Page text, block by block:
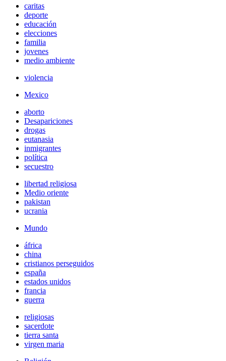
caritas
deporte
educación
elecciones
familia
jovenes
medio ambiente
violencia
Mexico
aborto
Desapariciones
drogas
eutanasia
inmigrantes
política
secuestro
libertad religiosa
Medio oriente
pakistan
ucrania
Mundo
áfrica
china
cristianos perseguidos
españa
estados unidos
francia
guerra
religiosas
sacerdote
tierra santa
virgen maria